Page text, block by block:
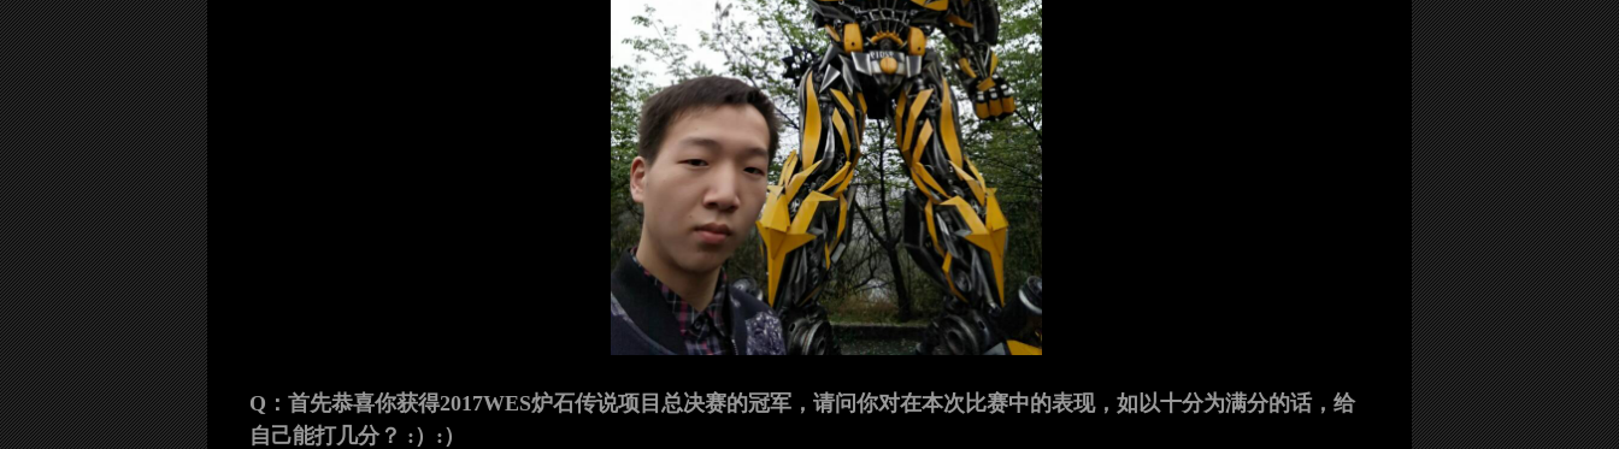
Q：首先恭喜你获得2017WES炉石传说项目总决赛的冠军，请问你对在本次比赛中的表现，如以十分为满分的话，给
自己能打几分？ :）:）